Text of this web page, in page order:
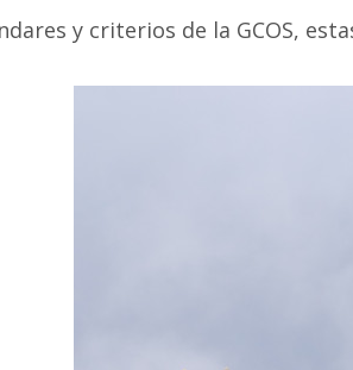
y criterios de la GCOS,